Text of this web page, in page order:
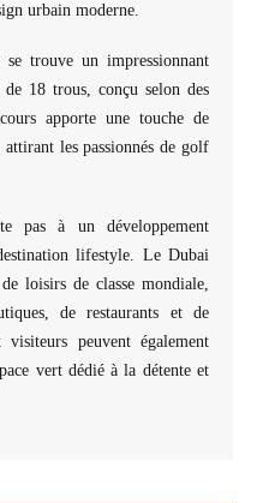
urbain moderne.
trouve un impressionnant
18 trous, conçu selon des
apporte une touche de
les passionnés de golf
pas à un développement
lifestyle. Le Dubai
loisirs de classe mondiale,
de restaurants et de
peuvent également
vert dédié à la détente et